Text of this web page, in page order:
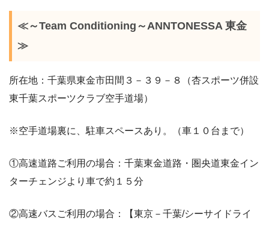
≪～Team Conditioning～ANNTONESSA 東金
≫
所在地：千葉県東金市田間３－３９－８（杏スポーツ併設
東千葉スポーツクラブ空手道場）
※空手道場裏に、駐車スペースあり。（車１０台まで）
①高速道路ご利用の場合：千葉東金道路・圏央道東金イン
ターチェンジより車で約１５分
②高速バスご利用の場合：【東京－千葉/シーサイドライ